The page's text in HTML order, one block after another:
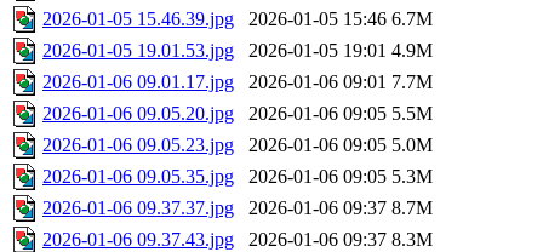
2026-01-05 15.46.39.jpg
2026-01-05 15:46 6.7M
2026-01-05 19.01.53.jpg
2026-01-05 19:01 4.9M
2026-01-06 09.01.17.jpg
2026-01-06 09:01 7.7M
2026-01-06 09.05.20.jpg
2026-01-06 09:05 5.5M
2026-01-06 09.05.23.jpg
2026-01-06 09:05 5.0M
2026-01-06 09.05.35.jpg
2026-01-06 09:05 5.3M
2026-01-06 09.37.37.jpg
2026-01-06 09:37 8.7M
2026-01-06 09.37.43.jpg
2026-01-06 09:37 8.3M